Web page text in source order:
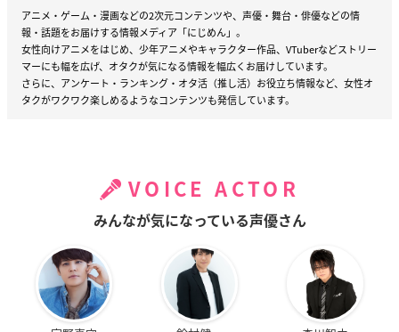
アニメ・ゲーム・漫画などの2次元コンテンツや、声優・舞台・俳優などの情
報・話題をお届けする情報メディア「にじめん」。
女性向けアニメをはじめ、少年アニメやキャラクター作品、VTuberなどストリー
マーにも幅を広げ、オタクが気になる情報を幅広くお届けしています。
さらに、アンケート・ランキング・オタ活（推し活）お役立ち情報など、女性オ
タクがワクワク楽しめるようなコンテンツも発信しています。
VOICE ACTOR
みんなが気になっている声優さん